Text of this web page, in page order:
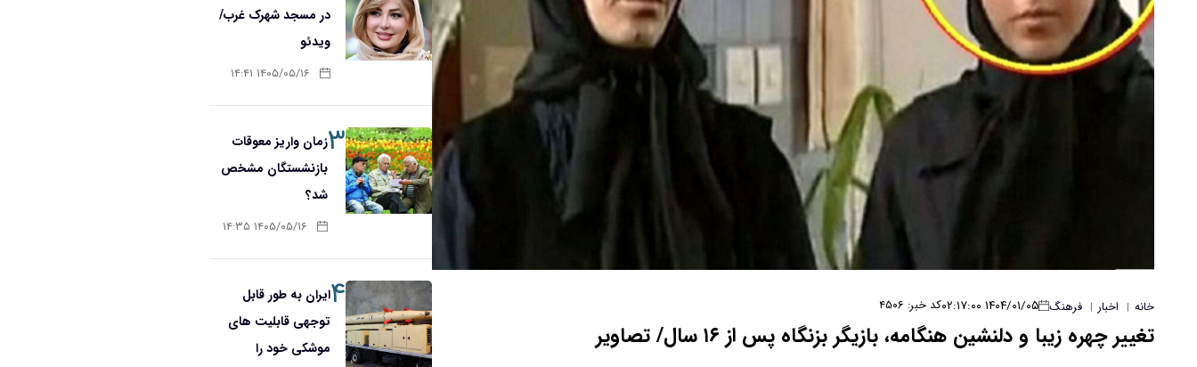
خانه | اخبار | فرهنگ ۱۴۰۴/۰۱/۰۵ ۰۲:۱۷:۰۰ کد خبر: ۴۵۰۶
تغییر چهره زیبا و دلنشین هنگامه، بازیگر بزنگاه پس از ۱۶ سال/ تصاویر
در مسجد شهرک غرب/
ویدئو
۱۴۰۵/۰۵/۱۶ ۱۴:۴۱
۳زمان واریز معوقات
بازنشستگان مشخص
شد؟
۱۴۰۵/۰۵/۱۶ ۱۴:۳۵
۴ایران به طور قابل
توجهی قابلیت های
موشکی خود را